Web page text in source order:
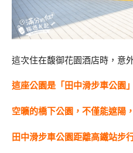
這次住在馥御花園酒店時，意
這座公園是「田中滑步車公園
空曠的橋下公園，不僅能遮陽
田中滑步車公園距離高鐵站步